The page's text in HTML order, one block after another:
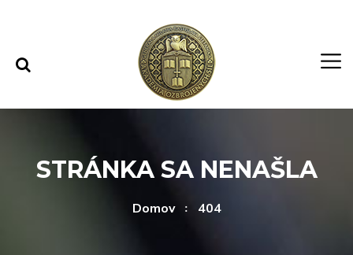
STRÁNKA SA NENAŠLA
Domov 404